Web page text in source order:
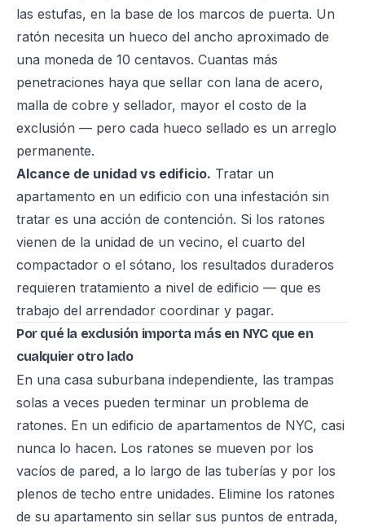
las estufas, en la base de los marcos de puerta. Un
ratón necesita un hueco del ancho aproximado de
una moneda de 10 centavos. Cuantas más
penetraciones haya que sellar con lana de acero,
malla de cobre y sellador, mayor el costo de la
exclusión — pero cada hueco sellado es un arreglo
permanente.
Alcance de unidad vs edificio. Tratar un
apartamento en un edificio con una infestación sin
tratar es una acción de contención. Si los ratones
vienen de la unidad de un vecino, el cuarto del
compactador o el sótano, los resultados duraderos
requieren tratamiento a nivel de edificio — que es
trabajo del arrendador coordinar y pagar.
Por qué la exclusión importa más en NYC que en
cualquier otro lado
En una casa suburbana independiente, las trampas
solas a veces pueden terminar un problema de
ratones. En un edificio de apartamentos de NYC, casi
nunca lo hacen. Los ratones se mueven por los
vacíos de pared, a lo largo de las tuberías y por los
plenos de techo entre unidades. Elimine los ratones
de su apartamento sin sellar sus puntos de entrada,